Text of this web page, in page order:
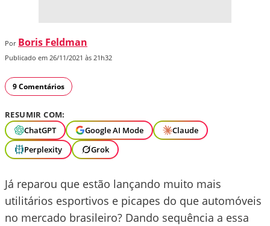
Por Boris Feldman
Publicado em 26/11/2021 às 21h32
9 Comentários
RESUMIR COM:
ChatGPT
Google AI Mode
Claude
Perplexity
Grok
Já reparou que estão lançando muito mais
utilitários esportivos e picapes do que automóveis
no mercado brasileiro? Dando sequência a essa